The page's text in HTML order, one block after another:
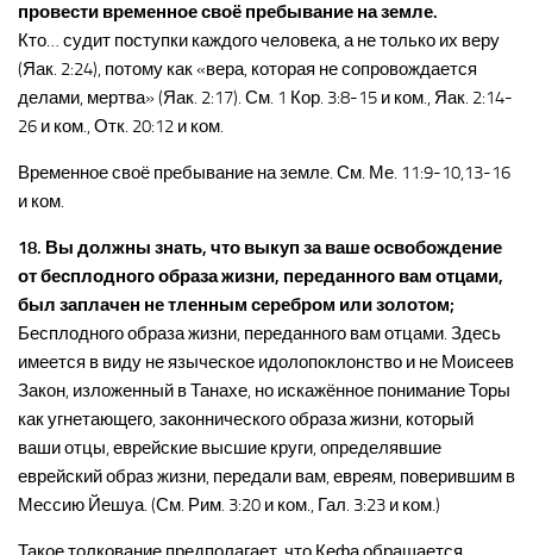
провести временное своё пребывание на земле.
Кто… судит поступки каждого человека, а не только их веру
(Яак. 2:24), потому как «вера, которая не сопровождается
делами, мертва» (Яак. 2:17). См. 1 Кор. 3:8-15 и ком., Яак. 2:14-
26 и ком., Отк. 20:12 и ком.
Временное своё пребывание на земле. См. Ме. 11:9-10,13-16
и ком.
18. Вы должны знать, что выкуп за ваше освобождение
от бесплодного образа жизни, переданного вам отцами,
был заплачен не тленным серебром или золотом;
Бесплодного образа жизни, переданного вам отцами. Здесь
имеется в виду не языческое идолопоклонство и не Моисеев
Закон, изложенный в Танахе, но искажённое понимание Торы
как угнетающего, законнического образа жизни, который
ваши отцы, еврейские высшие круги, определявшие
еврейский образ жизни, передали вам, евреям, поверившим в
Мессию Йешуа. (См. Рим. 3:20 и ком., Гал. 3:23 и ком.)